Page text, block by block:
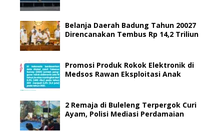
Belanja Daerah Badung Tahun 20027
Direncanakan Tembus Rp 14,2 Triliun
Promosi Produk Rokok Elektronik di
Medsos Rawan Eksploitasi Anak
2 Remaja di Buleleng Terpergok Curi
Ayam, Polisi Mediasi Perdamaian